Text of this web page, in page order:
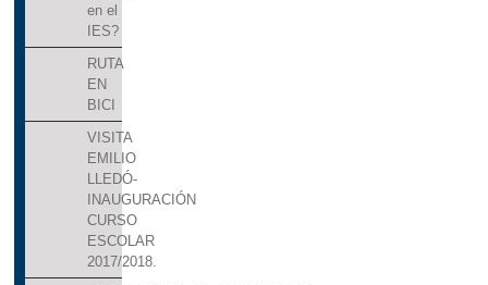
en el
IES?
RUTA
EN
BICI
VISITA
EMILIO
LLEDÓ-
INAUGURACIÓN
CURSO
ESCOLAR
2017/2018.